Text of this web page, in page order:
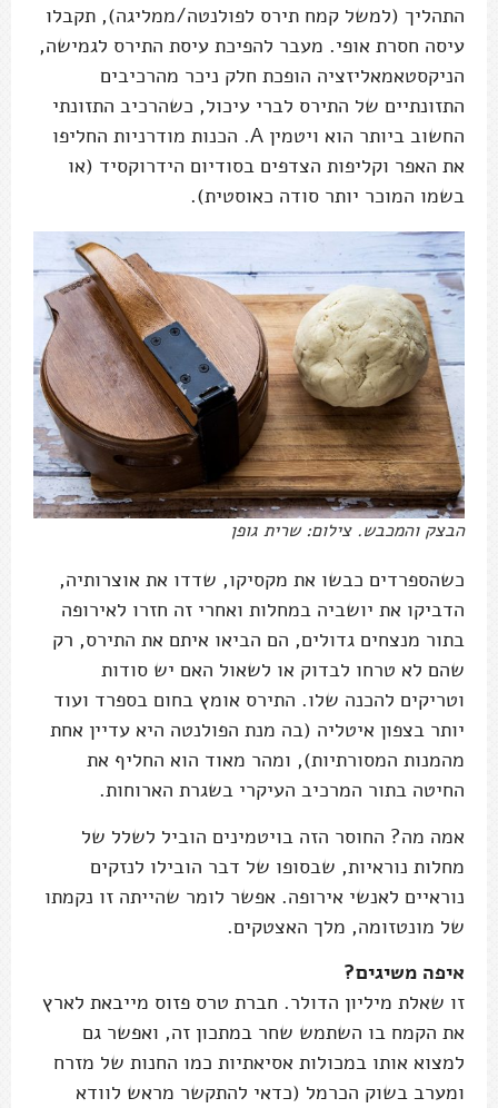
התהליך (למשל קמח תירס לפולנטה/ממליגה), תקבלו
עיסה חסרת אופי. מעבר להפיכת עיסת התירס לגמישה,
הניקסטאמאליזציה הופכת חלק ניכר מהרכיבים
התזונתיים של התירס לברי עיכול, כשהרכיב התזונתי
החשוב ביותר הוא ויטמין A. הכנות מודרניות החליפו
את האפר וקליפות הצדפים בסודיום הידרוקסיד (או
בשמו המוכר יותר סודה כאוסטית).
הבצק והמכבש. צילום: שרית גופן
כשהספרדים כבשו את מקסיקו, שדדו את אוצרותיה,
הדביקו את יושביה במחלות ואחרי זה חזרו לאירופה
בתור מנצחים גדולים, הם הביאו איתם את התירס, רק
שהם לא טרחו לבדוק או לשאול האם יש סודות
וטריקים להכנה שלו. התירס אומץ בחום בספרד ועוד
יותר בצפון איטליה (בה מנת הפולנטה היא עדיין אחת
מהמנות המסורתיות), ומהר מאוד הוא החליף את
החיטה בתור המרכיב העיקרי בשגרת הארוחות.
אמה מה? החוסר הזה בויטמינים הוביל לשלל של
מחלות נוראיות, שבסופו של דבר הובילו לנזקים
נוראיים לאנשי אירופה. אפשר לומר שהייתה זו נקמתו
של מונטזומה, מלך האצטקים.
איפה משיגים?
זו שאלת מיליון הדולר. חברת טרס פזוס מייבאת לארץ
את הקמח בו השתמש שחר במתכון זה, ואפשר גם
למצוא אותו במכולות אסיאתיות כמו החנות של מזרח
ומערב בשוק הכרמל (כדאי להתקשר מראש לוודא